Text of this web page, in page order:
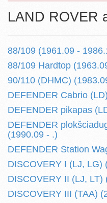
LAND ROVER
88/109 (1961.09 -
88/109 Hardtop
90/110 (DHMC)
DEFENDER Cabrio
DEFENDER pikapas
DEFENDER
(1990.09 - .)
DEFENDER Station
DISCOVERY I (LJ, LG)
DISCOVERY II (LJ, LT)
DISCOVERY III (TAA)